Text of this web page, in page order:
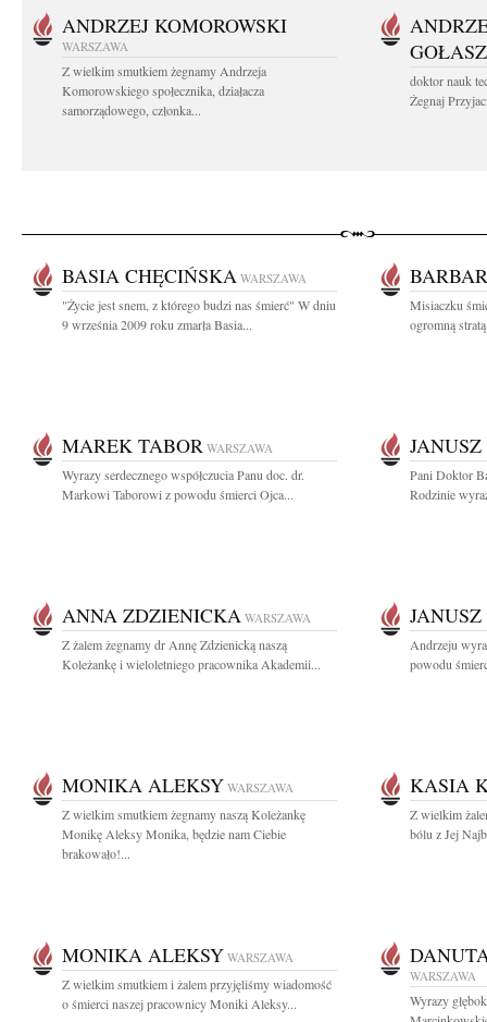
ANDRZEJ KOMOROWSKI
WARSZAWA
Z wielkim smutkiem żegnamy Andrzeja
Komorowskiego społecznika, działacza
samorządowego, członka...
doktor nauk
Żegnaj
BASIA CHĘCIŃSKA WARSZAWA
"Życie jest snem, z którego budzi nas śmierć" W dniu
9 września 2009 roku zmarła Basia...
Misiaczku
ogromną
MAREK TABOR WARSZAWA
Wyrazy serdecznego współczucia Panu doc. dr.
Markowi Taborowi z powodu śmierci Ojca...
Pani Doktor
Rodzinie
ANNA ZDZIENICKA WARSZAWA
Z żalem żegnamy dr Annę Zdzienicką naszą
Koleżankę i wieloletniego pracownika Akademii...
Andrzeju
powodu
MONIKA ALEKSY WARSZAWA
Z wielkim smutkiem żegnamy naszą Koleżankę
Monikę Aleksy Monika, będzie nam Ciebie
brakowało!...
KASIA
Z wielkim
bólu z Jej
MONIKA ALEKSY WARSZAWA
Z wielkim smutkiem i żalem przyjęliśmy wiadomość
o śmierci naszej pracownicy Moniki Aleksy...
WARSZAWA
Wyrazy